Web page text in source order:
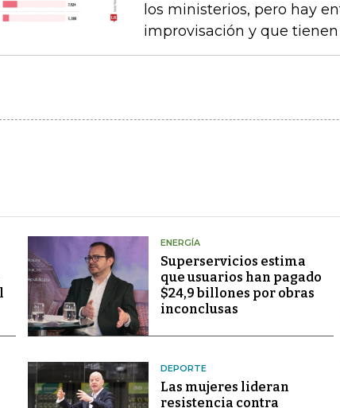
los ministerios, pero hay
improvisación y que
ENERGÍA
Superservicios estima
que usuarios han pagado
$24,9 billones por obras
inconclusas
DEPORTE
Las mujeres lideran
resistencia contra